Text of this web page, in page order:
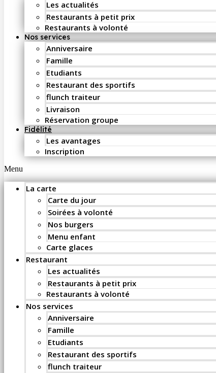
Les actualités
Restaurants à petit prix
Restaurants à volonté
Nos services
Anniversaire
Famille
Etudiants
Restaurant des sportifs
flunch traiteur
Livraison
Réservation groupe
Fidélité
Les avantages
Inscription
Menu
La carte
Carte du jour
Soirées à volonté
Nos burgers
Menu enfant
Carte glaces
Restaurant
Les actualités
Restaurants à petit prix
Restaurants à volonté
Nos services
Anniversaire
Famille
Etudiants
Restaurant des sportifs
flunch traiteur